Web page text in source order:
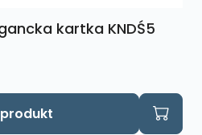
kartka KNDŚ5